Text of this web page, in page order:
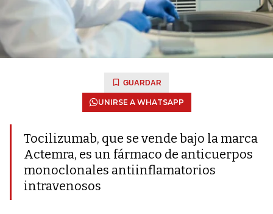
GUARDAR
UNIRSE A WHATSAPP
Tocilizumab, que se vende bajo la marca
Actemra, es un fármaco de anticuerpos
monoclonales antiinflamatorios
intravenosos